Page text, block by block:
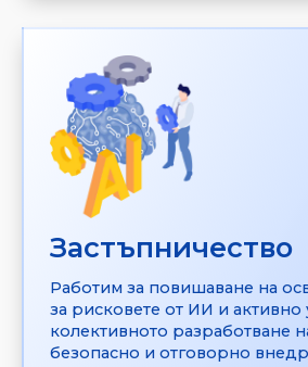
Застъпничество
Работим за повишаване на
за рисковете от ИИ и активно
колективното разработване
безопасно и отговорно